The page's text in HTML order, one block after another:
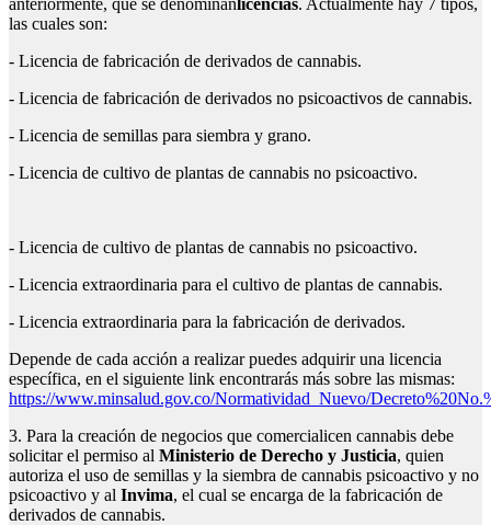
anteriormente, que se denominan licencias. Actualmente hay 7 tipos,
las cuales son:
- Licencia de fabricación de derivados de cannabis.
- Licencia de fabricación de derivados no psicoactivos de cannabis.
- Licencia de semillas para siembra y grano.
- Licencia de cultivo de plantas de cannabis no psicoactivo.
- Licencia de cultivo de plantas de cannabis no psicoactivo.
- Licencia extraordinaria para el cultivo de plantas de cannabis.
- Licencia extraordinaria para la fabricación de derivados.
Depende de cada acción a realizar puedes adquirir una licencia
específica, en el siguiente link encontrarás más sobre las mismas:
https://www.minsalud.gov.co/Normatividad_Nuevo/
3. Para la creación de negocios que comercialicen cannabis debe
solicitar el permiso al Ministerio de Derecho y Justicia, quien
autoriza el uso de semillas y la siembra de cannabis psicoactivo y no
psicoactivo y al Invima, el cual se encarga de la fabricación de
derivados de cannabis.